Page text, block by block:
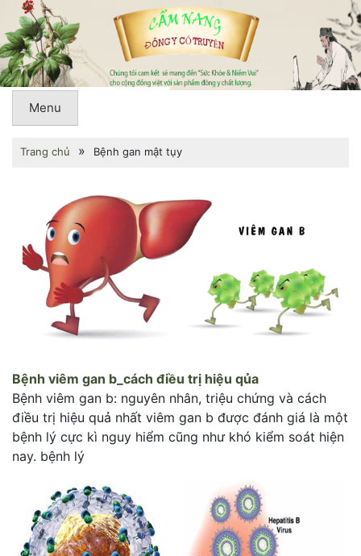
Menu
Trang chủ » Bệnh gan mật tụy
Bệnh viêm gan b_cách điều trị hiệu qủa
Bệnh viêm gan b: nguyên nhân, triệu chứng và cách
điều trị hiệu quả nhất viêm gan b được đánh giá là một
bệnh lý cực kì nguy hiểm cũng như khó kiểm soát hiện
nay. bệnh lý